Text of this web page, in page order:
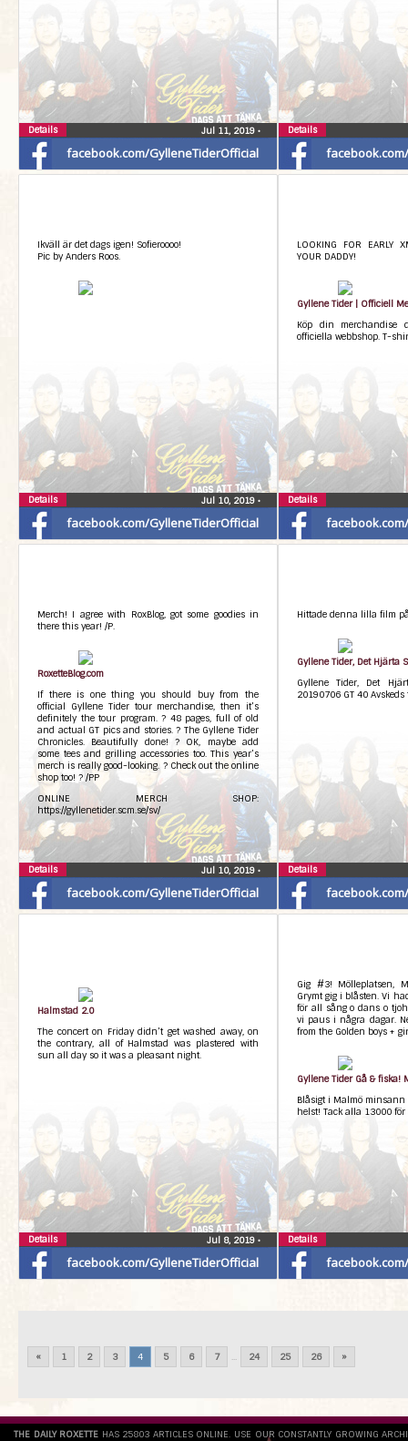
facebook.com/GylleneTiderOfficial
Jul 11, 2019 •
Details Details
facebook.com/GylleneTiderOfficial
Ikväll är det dags igen! Sofieroooo!
Pic by Anders Roos.
Jul 10, 2019 •
Details
LOOKING FOR EARLY
YOUR DADDY!
Gyllene Tider | Officiell
Köp din merchandise
officiella webbshop. T-
Details
facebook.com/GylleneTiderOfficial
Merch! I agree with RoxBlog, got some goodies in
there this year! /P.
RoxetteBlog.com
If there is one thing you should buy from the
official Gyllene Tider tour merchandise, then it’s
definitely the tour program. ? 48 pages, full of old
and actual GT pics and stories. ? The Gyllene Tider
Chronicles. Beautifully done! ? OK, maybe add
some tees and grilling accessories too. This year’s
merch is really good-looking. ? Check out the online
shop too! ? /PP
ONLINE MERCH SHOP:
https://gyllenetider.scm.se/sv/
Jul 10, 2019 •
Details
Hittade denna lilla film på
Gyllene Tider, Det Hjärta
Gyllene Tider, Det
20190706 GT 40
Details
facebook.com/GylleneTiderOfficial
Halmstad 2.0
The concert on Friday didn’t get washed away, on
the contrary, all of Halmstad was plastered with
sun all day so it was a pleasant night.
Jul 8, 2019 •
Details
Gig #3! Mölleplatsen,
Grymt gig i blåsten. Vi
för all sång o dans o
vi paus i några dagar.
from the Golden boys +
Gyllene Tider Gå &
Blåsigt i Malmö
helst! Tack alla 13000
Details
« 1 2 3 4 5 6 7 ... 24 25 26 »
THE DAILY ROXETTE HAS 25803 ARTICLES ONLINE. USE OUR CONSTANTLY GROWING